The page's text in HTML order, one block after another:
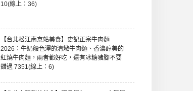
10(線上：36)
【台北松江南京站美食】史記正宗牛肉麵
2026：牛奶般色澤的清燉牛肉麵、香濃醇美的
紅燒牛肉麵，兩者都好吃，還有冰糖豬腳不要
錯過 7351(線上：6)